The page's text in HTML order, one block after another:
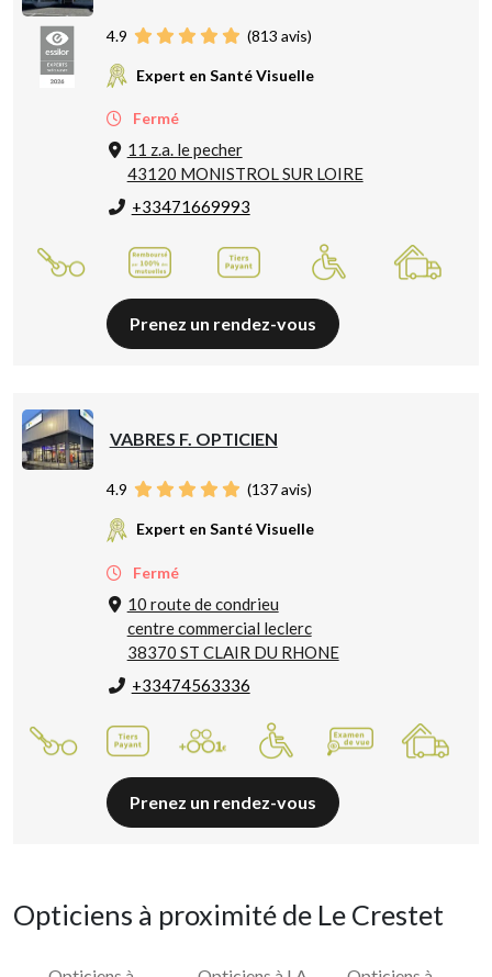
4.9 (813 avis)
Expert en Santé Visuelle
Fermé
11 z.a. le pecher
43120 MONISTROL SUR LOIRE
+33471669993
Prenez un rendez-vous
VABRES F. OPTICIEN
4.9 (137avis)
Expert en Santé Visuelle
Fermé
10 route de condrieu
centre commercial leclerc
38370 ST CLAIR DU RHONE
+33474563336
Prenez un rendez-vous
Opticiens à proximité de Le Crestet